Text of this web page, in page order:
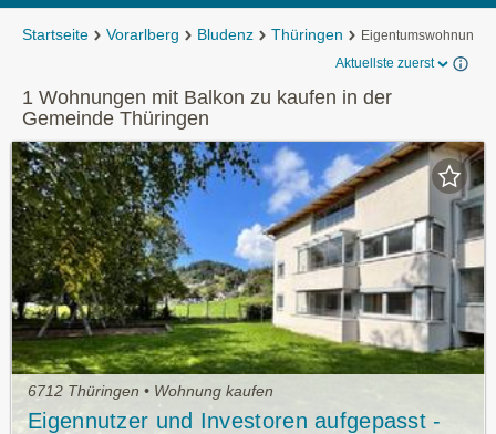
Startseite Vorarlberg Bludenz Thüringen
Eigentumswohnungen
Aktuellste zuerst
1 Wohnungen mit Balkon zu kaufen in der
Gemeinde Thüringen
6712 Thüringen • Wohnung kaufen
Eigennutzer und Investoren aufgepasst -